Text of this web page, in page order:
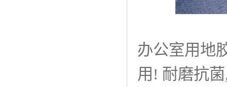
办公室用地
用! 耐磨抗